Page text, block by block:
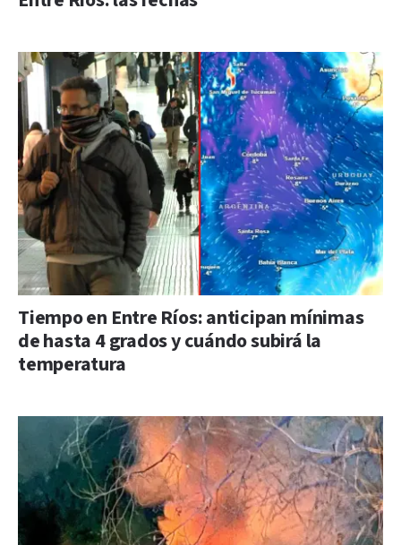
Tiempo en Entre Ríos: anticipan mínimas
de hasta 4 grados y cuándo subirá la
temperatura